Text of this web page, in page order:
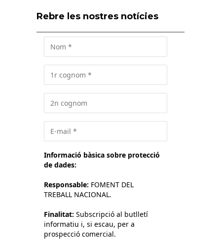
Rebre les nostres notícies
Informació bàsica sobre protecció
de dades:
Responsable: FOMENT DEL
TREBALL NACIONAL.
Finalitat: Subscripció al butlletí
informatiu i, si escau, per a
prospecció comercial.